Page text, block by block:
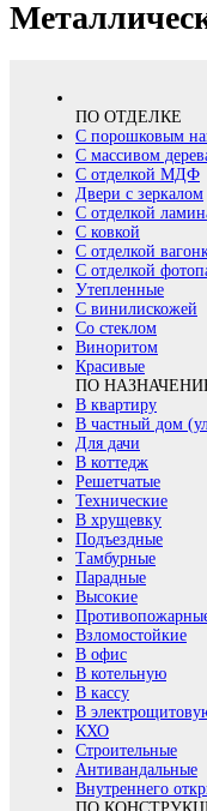
ПО ОТДЕЛКЕ
С порошковым
С массивом
С отделкой МДФ
Двери с зеркалом
С отделкой
С ковкой
С отделкой
С отделкой
Утепленные
С винилискожей
Со стеклом
Виноритом
Красивые
ПО
В квартиру
В частный дом
Для дачи
В коттедж
Решетчатые
Технические
В хрущевку
Подъездные
Тамбурные
Парадные
Высокие
Взломостойкие
В офис
В котельную
В кассу
В
КХО
Строительные
Антивандальные
Внутреннего
ПО